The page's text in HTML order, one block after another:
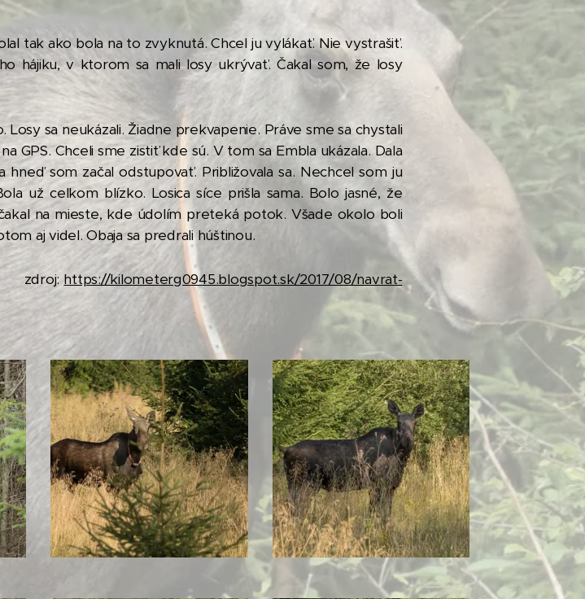
tak ako bola na to zvyknutá. Chcel ju vylákať. Nie vystrašiť.
hájiku, v ktorom sa mali losy ukrývať. Čakal som, že losy
Losy sa neukázali. Žiadne prekvapenie. Práve sme sa chystali
GPS. Chceli sme zistiť kde sú. V tom sa Embla ukázala. Dala
som začal odstupovať. Približovala sa. Nechcel som ju
už celkom blízko. Losica síce prišla sama. Bolo jasné, že
na mieste, kde údolím preteká potok. Všade okolo boli
aj videl. Obaja sa predrali húštinou.
https://kilometerg0945.blogspot.sk/2017/08/navrat-